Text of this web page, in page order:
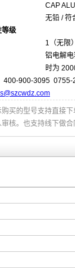
CAP
无铅 / 符
等级
1（无限）
铝电解
时为
400-900-3095 0755-
购买的型号支持直接
核。也支持线下做合